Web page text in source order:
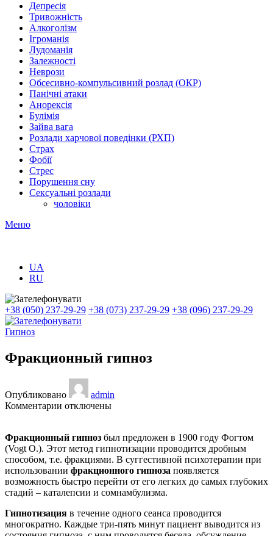
Депресія
Тривожність
Алкоголізм
Ігроманія
Лудоманія
Залежності
Неврози
Обсесивно-компульсивний розлад (ОКР)
Панічні атаки
Анорексія
Булімія
Зайва вага
Розлади харчової поведінки (РХП)
Страх
Фобії
Стрес
Порушення сну
Сексуальні розлади
чоловіки
Меню
UA
RU
+38 (050) 237-29-29 +38 (073) 237-29-29 +38 (096) 237-29-29
Гипноз
Фракционный гипноз
Опубликовано
admin
Комментарии к
гипноз
отключены
Фракционный гипноз был предложен в 1900 году Фогтом
(Vogt O.). Этот метод гипнотизации проводится дробным
способом, т.е. фракциями. В суггестивной психотерапии при
использовании фракционного гипноза появляется
возможность быстро перейти от его легких до самых глубоких
стадий – каталепсии и сомнамбулизма.
Гипнотизация в течение одного сеанса проводится
многократно. Каждые три-пять минут пациент выводится из